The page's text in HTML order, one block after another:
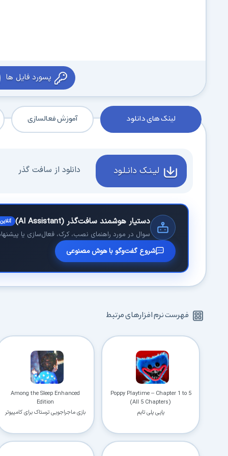
پسورد فایل ها
لینک های دانلود آموزش فعالسازی
لیـنـک دانـلـود دانلود از سافت گذر
دستیار هوشمند سافت‌گذر (AI Assistant) آنلاین
سوال در مورد راهنمای نصب، کرک، فعال‌سازی یا
شروع گفت‌وگو با هوش مصنوعی
فهرست نرم افزارهای مرتبط
Poppy Playtime – Chapter 1 to 5
(All 5 Chapters)
پاپی پلی تایم
Among the Sleep Enhanced
Edition
بازی ماجراجویی ترستاک برای کامپیوتر